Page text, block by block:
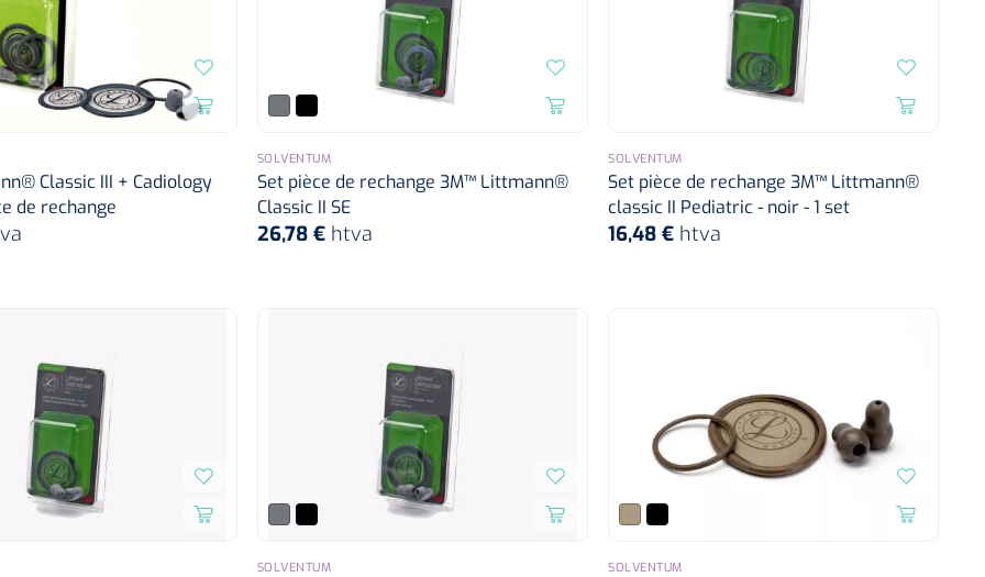
Classic III + Cadiology
de rechange
SOLVENTUM
Set pièce de rechange 3M™ Littmann®
Classic II SE
26,78 € htva
SOLVENTUM
Set pièce de rechange 3M™ Littmann®
classic II Pediatric - noir - 1 set
16,48 € htva
SOLVENTUM SOLVENTUM